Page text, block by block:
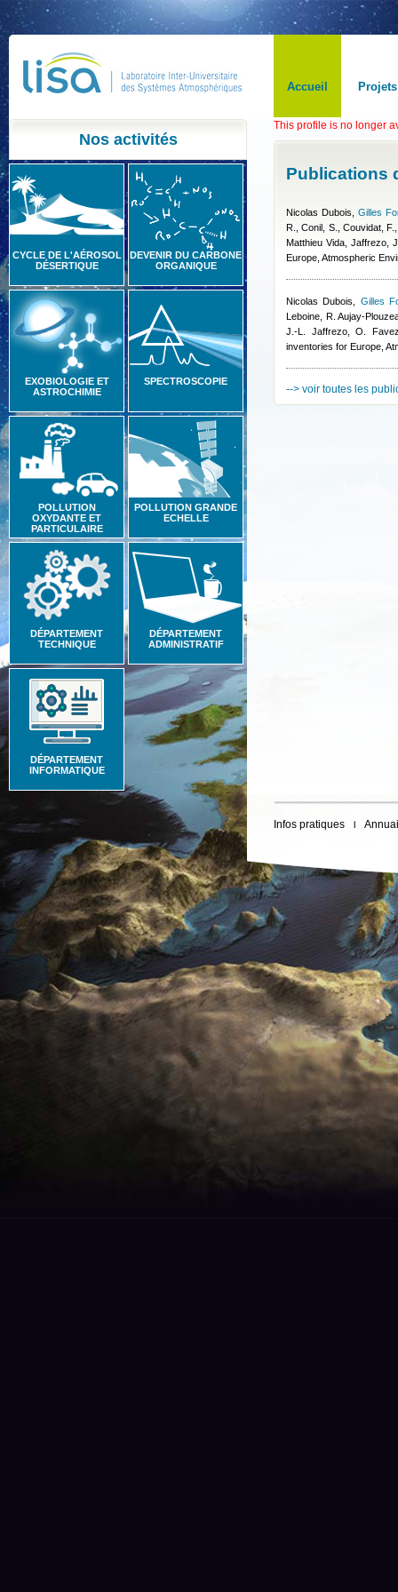
Accueil Projets
Nos activités
CYCLE DE L'AÉROSOL
DÉSERTIQUE
DEVENIR DU CARBONE
ORGANIQUE
EXOBIOLOGIE ET
ASTROCHIMIE
SPECTROSCOPIE
POLLUTION
OXYDANTE ET
PARTICULAIRE
POLLUTION GRANDE
ECHELLE
DÉPARTEMENT
TECHNIQUE
DÉPARTEMENT
ADMINISTRATIF
DÉPARTEMENT
INFORMATIQUE
This profile is no longer
Publications
Nicolas Dubois
Gilles
R., Conil, S., Couvidat,
Matthieu Vida, Jaffrezo,
Europe, Atmospheric
Nicolas Dubois
Gilles
Leboine, R. Aujay-
J.-L. Jaffrezo, O.
inventories for Europe,
--> voir toutes les
Infos pratiques